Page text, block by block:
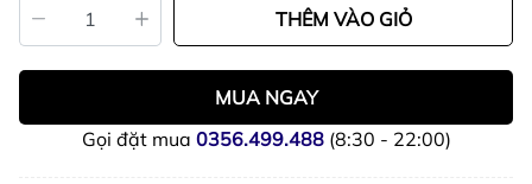
THÊM VÀO GIỎ
MUA NGAY
Gọi đặt mua 0356.499.488(8:30 - 22:00)